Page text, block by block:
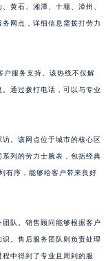
黄石、湘潭、十堰、漳州、
网点，详细信息需拨打劳力
户服务支持。该热线不仅解
通过拨打电话，可以与专业
。该网点位于城市的核心区
列的劳力士腕表，包括经典
有序，能够给客户带来良好
队。销售顾问能够根据客户
。售后服务团队则负责处理
中得到了专业且周到的服